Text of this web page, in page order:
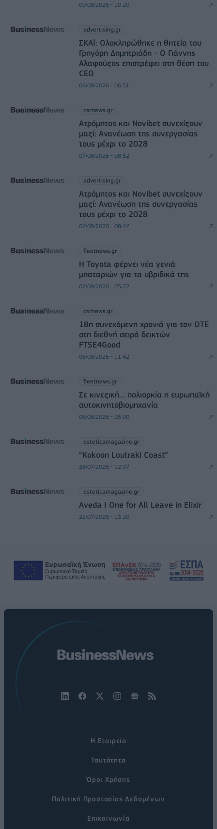
09/08/2026 - 10:20
advertising.gr
ΣΚΑΪ: Ολοκληρώθηκε η θητεία του
Γρηγόρη Δημητριάδη - Ο Γιάννης
Αλαφούζος επιστρέφει στη θέση του
CEO
08/08/2026 - 06:51
csrnews.gr
Ατρόμητος και Novibet συνεχίζουν
μαζί: Ανανέωση της συνεργασίας
τους μέχρι το 2028
07/08/2026 - 08:52
advertising.gr
Ατρόμητος και Novibet συνεχίζουν
μαζί: Ανανέωση της συνεργασίας
τους μέχρι το 2028
07/08/2026 - 08:47
fleetnews.gr
Η Toyota φέρνει νέα γενιά
μπαταριών για τα υβριδικά της
07/08/2026 - 05:22
csrnews.gr
18η συνεχόμενη χρονιά για τον ΟΤΕ
στη διεθνή σειρά δεικτών
FTSE4Good
06/08/2026 - 11:42
fleetnews.gr
Σε κινεζική… πολιορκία η ευρωπαϊκή
αυτοκινητοβιομηχανία
06/08/2026 - 05:00
esteticamagazine.gr
“Kokoon Loutraki Coast”
28/07/2026 - 12:07
esteticamagazine.gr
Aveda I One for All Leave in Elixir
22/07/2026 - 13:20
Η Εταιρεία
Ταυτότητα
Όροι Χρήσης
Πολιτική Προστασίας Δεδομένων
Επικοινωνία